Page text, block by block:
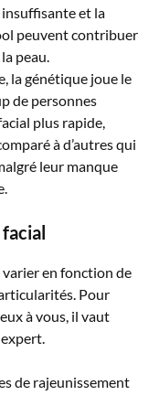
et la
peuvent contribuer
peau.
la génétique joue le
de personnes
plus rapide,
à d’autres qui
leur manque
en fonction de
Pour
à vous, il vaut
de rajeunissement